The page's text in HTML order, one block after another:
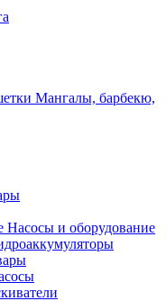
Мангалы, барбекю,
Насосы и оборудование